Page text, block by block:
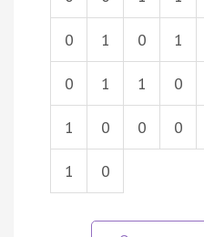
0 1 0 1
0 1 1 0
1 0 0 0
1 0